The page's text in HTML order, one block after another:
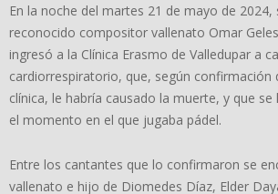
En la noche del martes 21 de mayo de
reconocido compositor vallenato Omar
ingresó a la Clínica Erasmo de Valledupar a
cardiorrespiratorio, que, según confirmación
clínica, le habría causado la muerte, y que
el momento en el que jugaba pádel.
Entre los cantantes que lo confirmaron se
vallenato e hijo de Diomedes Díaz, Elder